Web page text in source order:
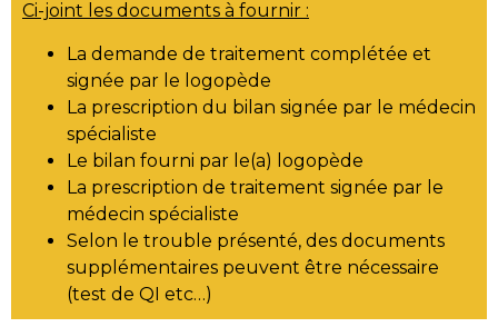
Ci-joint les documents à fournir :
La demande de traitement complétée et
signée par le logopède
La prescription du bilan signée par le médecin
spécialiste
Le bilan fourni par le(a) logopède
La prescription de traitement signée par le
médecin spécialiste
Selon le trouble présenté, des documents
supplémentaires peuvent être nécessaire
(test de QI etc…)